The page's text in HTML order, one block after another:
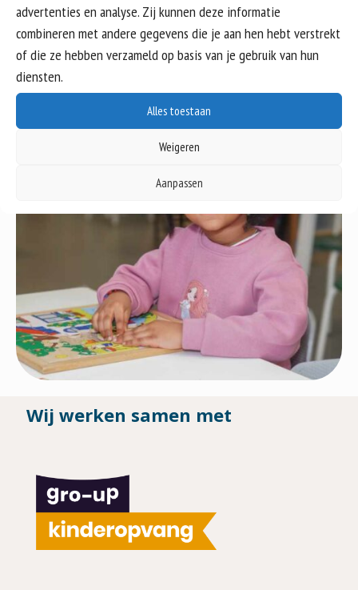
advertenties en analyse. Zij kunnen deze informatie
combineren met andere gegevens die je aan hen hebt verstrekt
of die ze hebben verzameld op basis van je gebruik van hun
diensten.
Alles toestaan
Weigeren
Aanpassen
Zo naar de basisschool
Wij werken samen met